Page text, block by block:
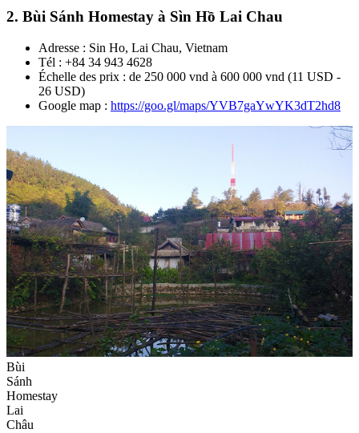
2. Bùi Sánh Homestay à Sìn Hồ Lai Chau
Adresse : Sin Ho, Lai Chau, Vietnam
Tél : +84 34 943 4628
Échelle des prix : de 250 000 vnd à 600 000 vnd (11 USD -
26 USD)
Google map : https://goo.gl/maps/YVB7gaYwYK3dT2hd8
Bùi
Sánh
Homestay
Lai
Châu